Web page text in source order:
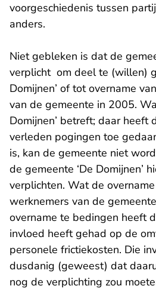
voorgeschiedenis tussen
anders.
Niet gebleken is dat de
verplicht om deel te (willen)
Domijnen’ of tot overname
van de gemeente in 2005.
Domijnen’ betreft; daar heeft
verleden pogingen toe
is, kan de gemeente niet
de gemeente ‘De Domijnen’
verplichten. Wat de
werknemers van de
overname te bedingen heeft
invloed heeft gehad op de
personele frictiekosten. Die
dusdanig (geweest) dat
nog de verplichting zou